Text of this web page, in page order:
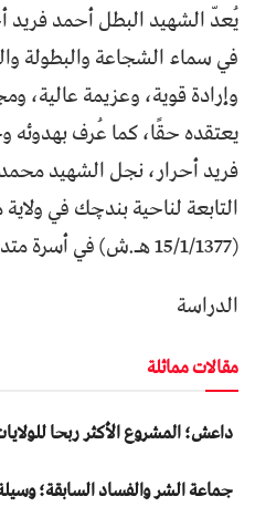
يُعدّ الشهيد البطل أحمد فريد
في سماء الشجاعة والبطولة
وإرادة قوية، وعزيمة عالية،
يعتقده حقًا، كما عُرف
فريد أحرار، نجل الشهيد محمد
التابعة لناحية بندچك في
(15/1/1377 هـ.ش) في أسرة متدينة وكريمة.
الدراسة
مقالات مماثلة
داعش؛ المشروع الأكثر ربحا
جماعة الشر والفساد السابقة؛